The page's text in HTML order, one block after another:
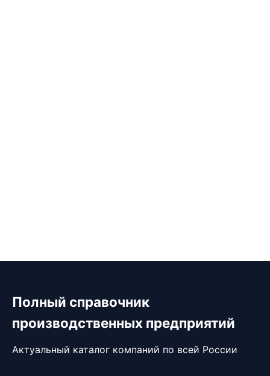
Полный справочник
производственных предприятий
Актуальный каталог компаний по всей России